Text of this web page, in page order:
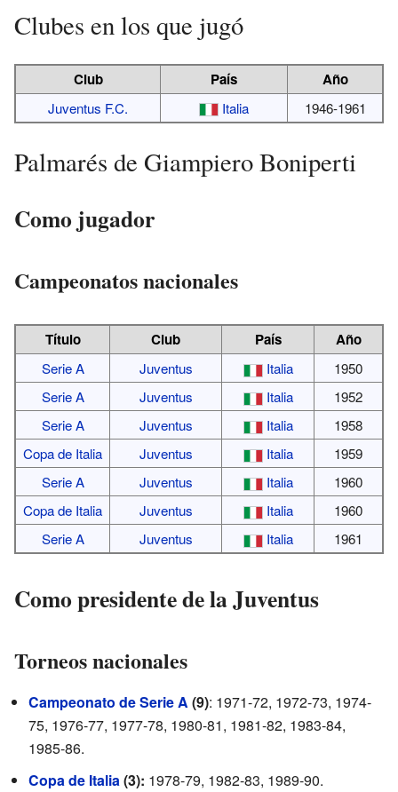
Clubes en los que jugó
Club País Año
Juventus F.C. Italia 1946-1961
Palmarés de Giampiero Boniperti
Como jugador
Campeonatos nacionales
Título Club País Año
Serie A Juventus Italia
1950
Serie A
Juventus Italia
1952
Serie A
Juventus Italia
1958
Copa de Italia
Juventus Italia
1959
Serie A
Juventus Italia
1960
Copa de Italia
Juventus Italia
1960
Serie A
Juventus Italia 1961
Como presidente de la Juventus
Torneos nacionales
Campeonato de Serie A (9): 1971-72, 1972-73, 1974-
75, 1976-77, 1977-78, 1980-81, 1981-82, 1983-84,
1985-86.
Copa de Italia(3): 1978-79, 1982-83, 1989-90.